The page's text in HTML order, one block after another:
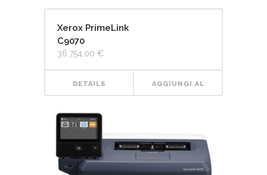
Xerox PrimeLink
C9070
36.754,00 €
DETAILS AGGIUNGI AL